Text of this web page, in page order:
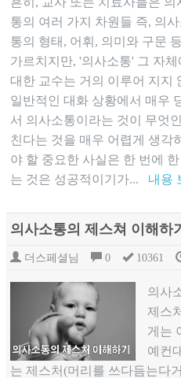
통의 여러 가지 차원들 즉, 의
통의 형태, 어휘, 의미와 구문
가르치지만, '의사소통' 그 자체
대한 교수는 거의 이루어 지지
일반적인 대화 상황에서 매우
서 의사소통이라는 것이 무엇
친다는 것을 매우 어렵게 생각
야 할 중요한 사실은 한 번에
는 것은 성공적이기가... 내용
의사소통의 제스쳐 이해하기
더스페셜님 0 10361
의사
제스
게는
예컨
는 제스처(머리를 쓰다듬는다